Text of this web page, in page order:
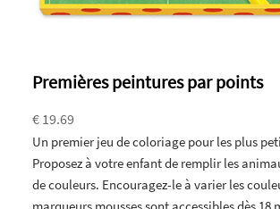
Premières peintures par points
€ 19.69
Un premier jeu de coloriage pour les plus
Proposez à votre enfant de remplir les
de couleurs. Encouragez-le à varier les